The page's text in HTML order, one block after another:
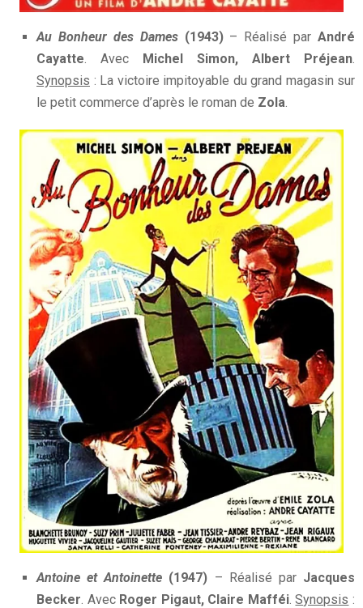
Au Bonheur des Dames(1943)– Réalisé par André
Cayatte. Avec Michel Simon, Albert Préjean.
Synopsis : La victoire impitoyable du grand magasin sur
le petit commerce d’après le roman de Zola.
Antoine et Antoinette (1947) – Réalisé par Jacques
Becker . AvecRoger Pigaut, Claire Mafféi.Synopsis :